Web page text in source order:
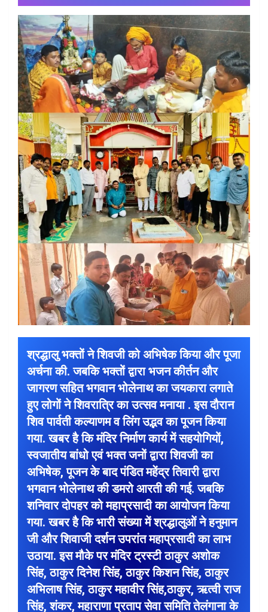
श्रद्धालु भक्तों ने शिवजी को अभिषेक किया और पूजा
अर्चना की. जबकि भक्तों द्वारा भजन कीर्तन और
जागरण सहित भगवान भोलेनाथ का जयकारा लगाते
हुए लोगों ने शिवरात्रि का उत्सव मनाया . इस दौरान
शिव पार्वती कल्याणम व लिंग उद्भव का पूजन किया
गया. खबर है कि मंदिर निर्माण कार्य में सहयोगियों,
स्वजातीय बांधो एवं भक्त जनों द्वारा शिवजी का
अभिषेक, पूजन के बाद पंडित महेंद्र तिवारी द्वारा
भगवान भोलेनाथ की डमरो आरती की गई. जबकि
शनिवार दोपहर को महाप्रसादी का आयोजन किया
गया. खबर है कि भारी संख्या में श्रद्धालुओं ने हनुमान
जी और शिवाजी दर्शन उपरांत महाप्रसादी का लाभ
उठाया. इस मौके पर मंदिर ट्रस्टी ठाकुर अशोक
सिंह, ठाकुर दिनेश सिंह, ठाकुर किशन सिंह, ठाकुर
अभिलाष सिंह, ठाकुर महावीर सिंह,ठाकुर, ऋत्वी राज
सिंह, शंकर, महाराणा प्रताप सेवा समिति तेलंगाना के